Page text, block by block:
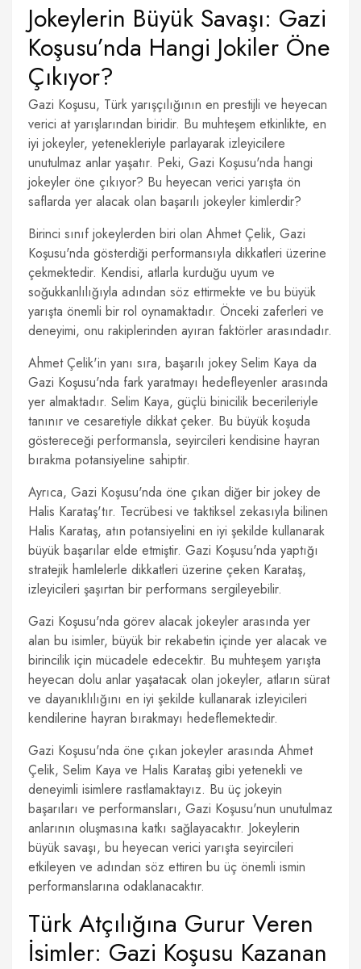
Jokeylerin Büyük Savaşı: Gazi
Koşusu’nda Hangi Jokiler Öne
Çıkıyor?
Gazi Koşusu, Türk yarışçılığının en prestijli ve heyecan
verici at yarışlarından biridir. Bu muhteşem etkinlikte, en
iyi jokeyler, yetenekleriyle parlayarak izleyicilere
unutulmaz anlar yaşatır. Peki, Gazi Koşusu'nda hangi
jokeyler öne çıkıyor? Bu heyecan verici yarışta ön
saflarda yer alacak olan başarılı jokeyler kimlerdir?
Birinci sınıf jokeylerden biri olan Ahmet Çelik, Gazi
Koşusu'nda gösterdiği performansıyla dikkatleri üzerine
çekmektedir. Kendisi, atlarla kurduğu uyum ve
soğukkanlılığıyla adından söz ettirmekte ve bu büyük
yarışta önemli bir rol oynamaktadır. Önceki zaferleri ve
deneyimi, onu rakiplerinden ayıran faktörler arasındadır.
Ahmet Çelik'in yanı sıra, başarılı jokey Selim Kaya da
Gazi Koşusu'nda fark yaratmayı hedefleyenler arasında
yer almaktadır. Selim Kaya, güçlü binicilik becerileriyle
tanınır ve cesaretiyle dikkat çeker. Bu büyük koşuda
göstereceği performansla, seyircileri kendisine hayran
bırakma potansiyeline sahiptir.
Ayrıca, Gazi Koşusu'nda öne çıkan diğer bir jokey de
Halis Karataş'tır. Tecrübesi ve taktiksel zekasıyla bilinen
Halis Karataş, atın potansiyelini en iyi şekilde kullanarak
büyük başarılar elde etmiştir. Gazi Koşusu'nda yaptığı
stratejik hamlelerle dikkatleri üzerine çeken Karataş,
izleyicileri şaşırtan bir performans sergileyebilir.
Gazi Koşusu'nda görev alacak jokeyler arasında yer
alan bu isimler, büyük bir rekabetin içinde yer alacak ve
birincilik için mücadele edecektir. Bu muhteşem yarışta
heyecan dolu anlar yaşatacak olan jokeyler, atların sürat
ve dayanıklılığını en iyi şekilde kullanarak izleyicileri
kendilerine hayran bırakmayı hedeflemektedir.
Gazi Koşusu'nda öne çıkan jokeyler arasında Ahmet
Çelik, Selim Kaya ve Halis Karataş gibi yetenekli ve
deneyimli isimlere rastlamaktayız. Bu üç jokeyin
başarıları ve performansları, Gazi Koşusu'nun unutulmaz
anlarının oluşmasına katkı sağlayacaktır. Jokeylerin
büyük savaşı, bu heyecan verici yarışta seyircileri
etkileyen ve adından söz ettiren bu üç önemli ismin
performanslarına odaklanacaktır.
Türk Atçılığına Gurur Veren
İsimler: Gazi Koşusu Kazanan